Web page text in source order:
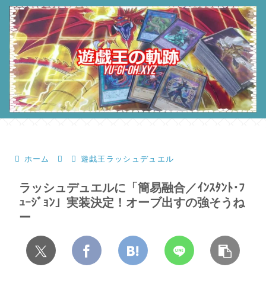
ホーム 遊戯王ラッシュデュエル
ラッシュデュエルに「簡易融合／ｲﾝｽﾀﾝﾄ･ﾌ
ｭｰｼﾞｮﾝ」実装決定！オーブ出すの強そうね
ー